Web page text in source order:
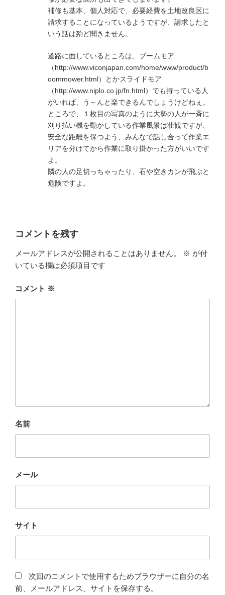
補修も基本、個人対応で、必要経費を土地改良区に
請求することになっているようですが、請求したと
いう話は殆ど聞きません。
道路に面しているところは、ブームモア
（http://www.viconjapan.com/home/www/product/b
oommower.html）とかスライドモア
（http://www.niplo.co.jp/fn.html）でも持っている人
がいれば、う～んと楽できるんでしょうけどねぇ。
ところで、１枚目の写真のように大勢の人が一斉に
刈り払い機を動かしている作業風景は壮観ですが、
安全な距離を保つよう、みんなで話し合って作業エ
リアを分けてから作業に取り掛かった方がいいです
よ。
隣の人の足切っちゃったり、石や空きカンが飛ぶと
危険ですよ。
コメントを残す
メールアドレスが公開されることはありません。 ※ が付
いている欄は必須項目です
コメント ※
名前
メール
サイト
次回のコメントで使用するためブラウザーに自分の名
前、メールアドレス、サイトを保存する。